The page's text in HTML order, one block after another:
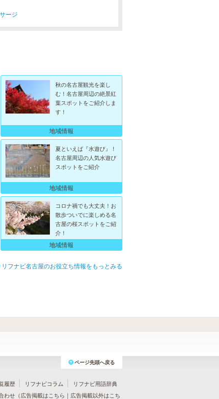
ージ
秋の名古屋観光を楽し
む！名古屋周辺の絶景紅
葉スポットをご紹介しま
す！
地域情報
夏といえば『水遊び』！
名古屋周辺の人気水遊び
スポットをご紹介
地域情報
コロナ禍でも大丈夫！お
散歩ついでに楽しめる名
古屋の桜スポットをご紹
介！
地域情報
リフナビ名古屋のお役立ち情報をもっとみる
ページ先頭へ戻る
履歴 リフナビコラム
リフナビ用語辞典
わせ（広告掲載はこちら ｜ 広告掲載以外はこち